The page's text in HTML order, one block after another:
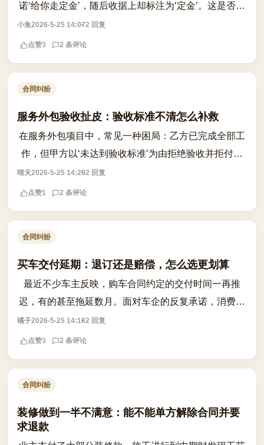
诺‘给你走定金’，随后收据上却标注为‘定金’。这是否意
味着预付款自动转化为具有法律约束力的定金？关键在
于意思表示是否一致。根据民法典...
小鱼2026-5-25 14:072 回复
点赞3 2 条评论
合同纠纷
服务外包验收扯皮：验收标准不清怎么补救
在服务外包项目中，常见一种困局：乙方已完成全部工
作，但甲方以‘未达到验收标准’为由拒绝验收并拒付尾
款，而乙方认为已按约定交付成果。问题根源往往在于
合同中验收标准模糊、缺乏量化指标或...
晴天2026-5-25 14:292 回复
点赞1 2 条评论
合同纠纷
买车交付延期：退订还是赔偿，怎么选更划算
最近不少车主反映，购车合同约定的交付时间一再推
迟，有的甚至拖延数月。面对车企的反复承诺，消费者
陷入两难：是坚持等下去拿赔偿，还是果断退订避免后
续加价风险？首先要确认合同中是否明确约...
橘子2026-5-25 14:182 回复
点赞3 2 条评论
合同纠纷
装修做到一半不满意：能不能单方解除合同并要
求退款